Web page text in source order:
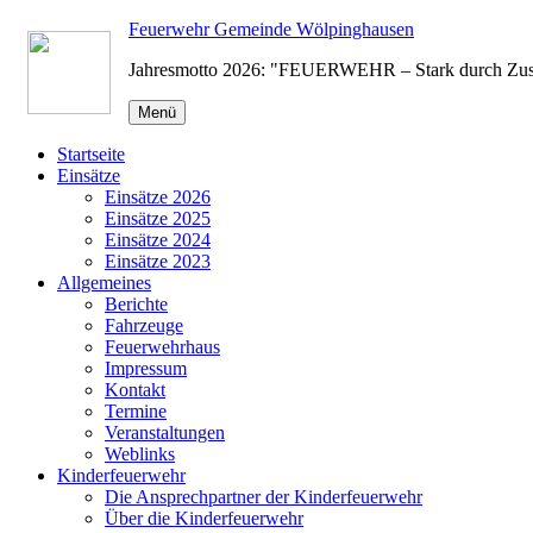
Zum
Inhalt
Feuerwehr Gemeinde Wölpinghausen
Jahresmotto 2026: "FEUERWEHR – Stark durch
Menü
Startseite
Einsätze
Einsätze 2026
Einsätze 2025
Einsätze 2024
Einsätze 2023
Allgemeines
Berichte
Fahrzeuge
Feuerwehrhaus
Impressum
Kontakt
Termine
Veranstaltungen
Weblinks
Kinderfeuerwehr
Die Ansprechpartner der Kinderfeuerwehr
Über die Kinderfeuerwehr